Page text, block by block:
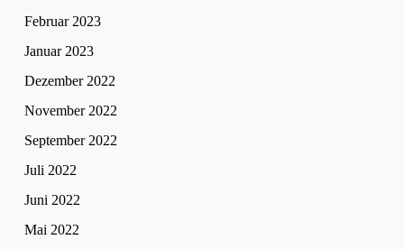
Februar 2023
Januar 2023
Dezember 2022
November 2022
September 2022
Juli 2022
Juni 2022
Mai 2022